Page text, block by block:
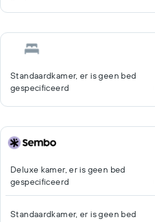
Standaardkamer, er is geen bed
gespecificeerd
Deluxe kamer, er is geen bed
gespecificeerd
Standaardkamer, er is geen bed